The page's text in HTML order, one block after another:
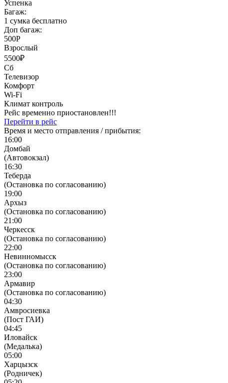
Успенка
Багаж:
1 сумка бесплатно
Доп багаж:
500Р
Взрослый
5500₽
Сб
Телевизор
Комфорт
Wi-Fi
Климат контроль
Рейс временно приостановлен!!!
Перейти в рейс
Время и место отправления / прибытия:
16:00
Домбай
(Автовокзал)
16:30
Теберда
(Остановка по согласованию)
19:00
Архыз
(Остановка по согласованию)
21:00
Черкесск
(Остановка по согласованию)
22:00
Невинномысск
(Остановка по согласованию)
23:00
Армавир
(Остановка по согласованию)
04:30
Амвросиевка
(Пост ГАИ)
04:45
Иловайск
(Медалька)
05:00
Харцызск
(Родничек)